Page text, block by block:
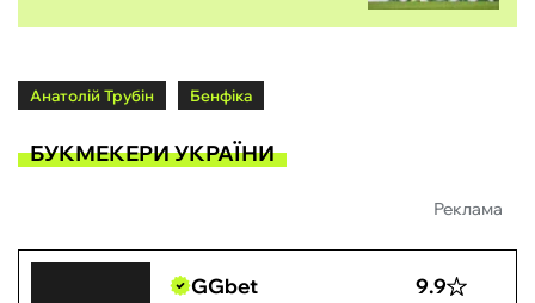
Анатолій Трубін Бенфіка
БУКМЕКЕРИ УКРАЇНИ
Реклама
GGbet 9.9